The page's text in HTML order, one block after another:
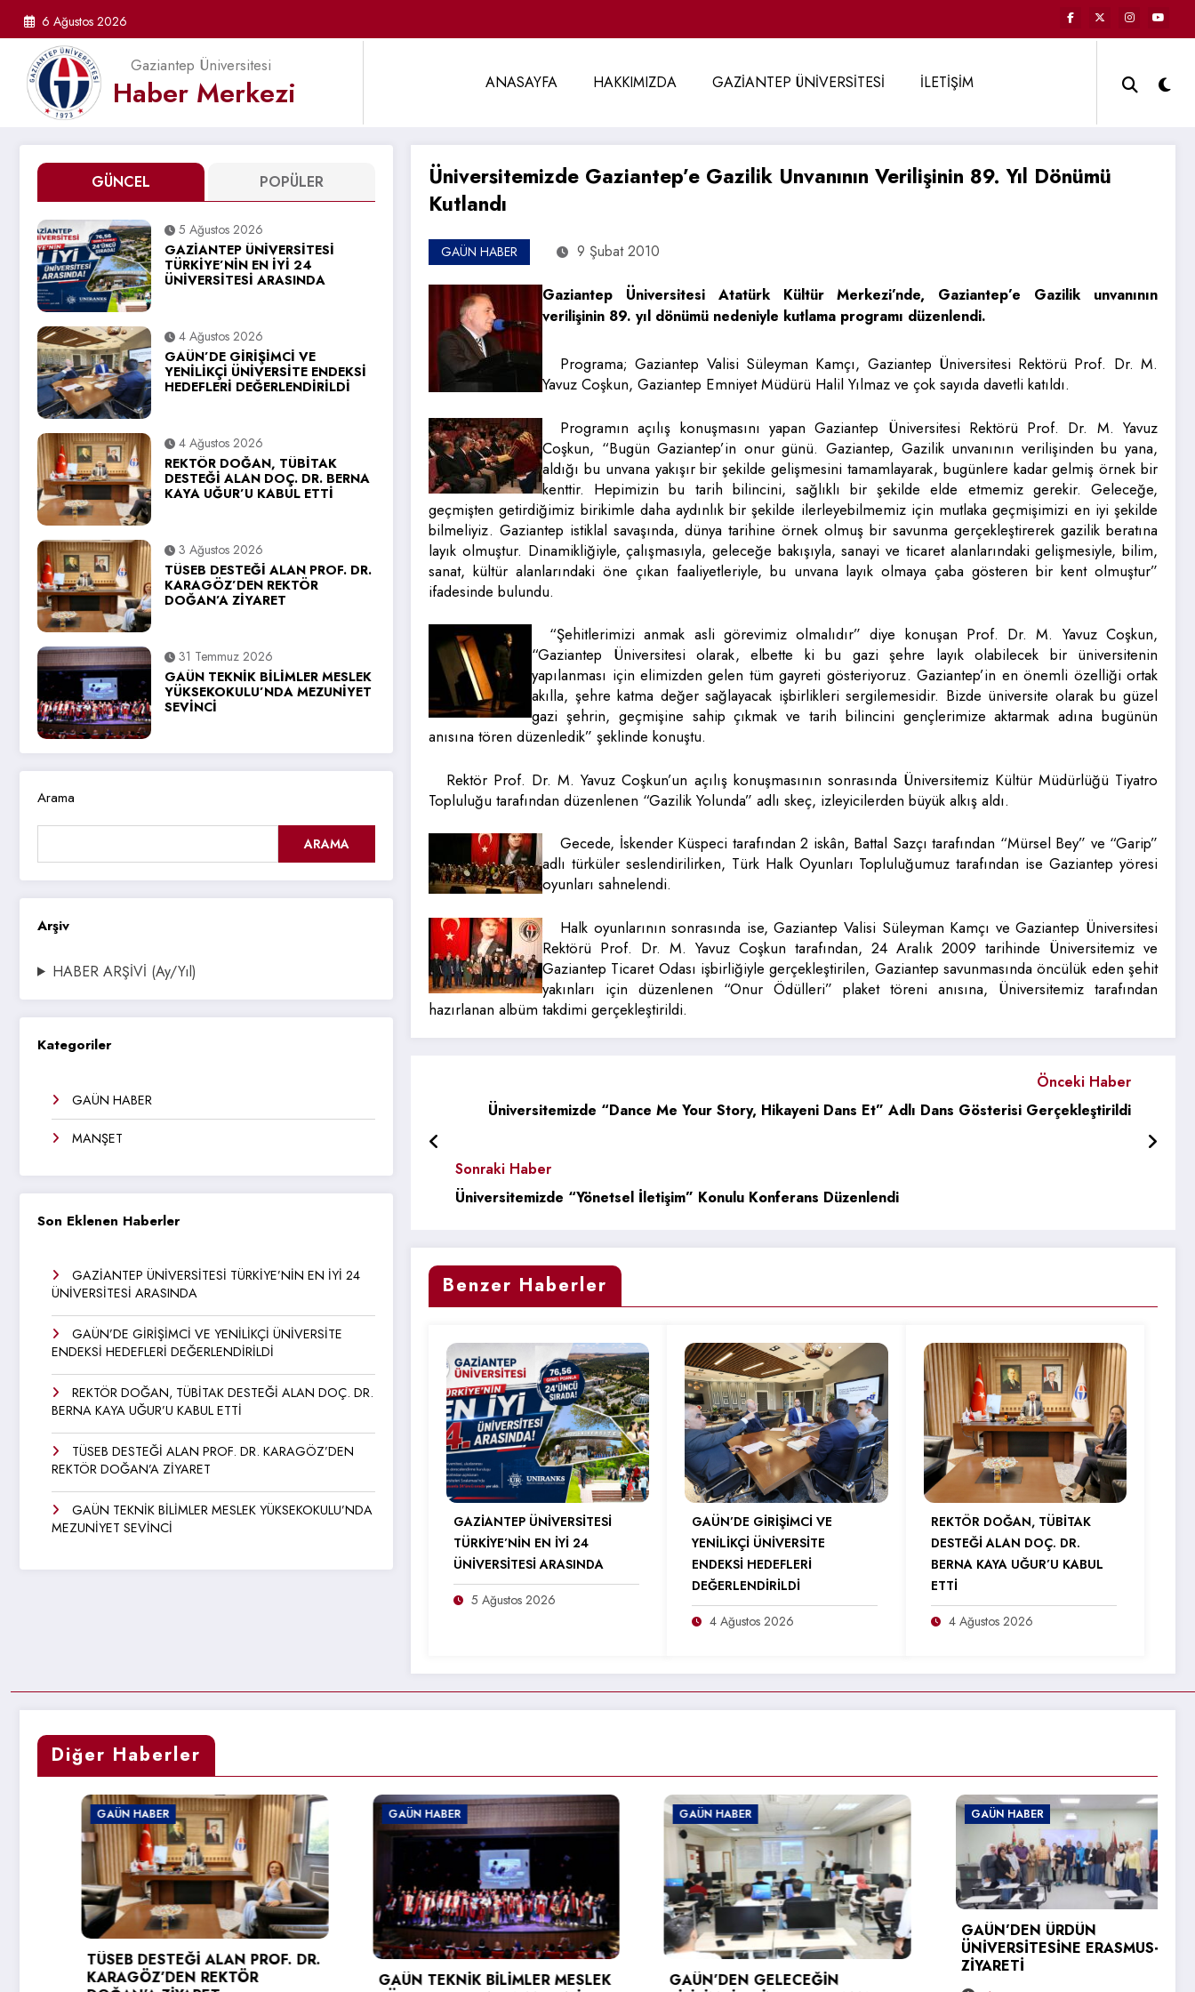
6 Ağustos 2026
Gaziantep Üniversitesi
Haber Merkezi ANASAYFA HAKKIMIZDA GAZİANTEP ÜNİVERSİTESİ İLETİŞİM
GÜNCEL POPÜLER
5 Ağustos 2026
GAZİANTEP ÜNİVERSİTESİ
TÜRKİYE’NİN EN İYİ 24
ÜNİVERSİTESİ ARASINDA
4 Ağustos 2026
GAÜN’DE GİRİŞİMCİ VE
YENİLİKÇİ ÜNİVERSİTE ENDEKSİ
HEDEFLERİ DEĞERLENDİRİLDİ
4 Ağustos 2026
REKTÖR DOĞAN, TÜBİTAK
DESTEĞİ ALAN DOÇ. DR. BERNA
KAYA UĞUR’U KABUL ETTİ
3 Ağustos 2026
TÜSEB DESTEĞİ ALAN PROF. DR.
KARAGÖZ’DEN REKTÖR
DOĞAN’A ZİYARET
31 Temmuz 2026
GAÜN TEKNİK BİLİMLER MESLEK
YÜKSEKOKULU’NDA MEZUNİYET
SEVİNCİ
Arama
ARAMA
Arşiv
HABER ARŞİVİ (Ay/Yıl)
Kategoriler
GAÜN HABER
MANŞET
Son Eklenen Haberler
GAZİANTEP ÜNİVERSİTESİ TÜRKİYE’NİN EN İYİ 24
ÜNİVERSİTESİ ARASINDA
GAÜN’DE GİRİŞİMCİ VE YENİLİKÇİ ÜNİVERSİTE
ENDEKSİ HEDEFLERİ DEĞERLENDİRİLDİ
REKTÖR DOĞAN, TÜBİTAK DESTEĞİ ALAN DOÇ. DR.
BERNA KAYA UĞUR’U KABUL ETTİ
TÜSEB DESTEĞİ ALAN PROF. DR. KARAGÖZ’DEN
REKTÖR DOĞAN’A ZİYARET
GAÜN TEKNİK BİLİMLER MESLEK YÜKSEKOKULU’NDA
MEZUNİYET SEVİNCİ
Üniversitemizde Gaziantep’e Gazilik Unvanının Verilişinin 89. Yıl Dönümü
Kutlandı
GAÜN HABER 9 Şubat 2010
Gaziantep Üniversitesi Atatürk Kültür Merkezi’nde, Gaziantep’e Gazilik unvanının
verilişinin 89. yıl dönümü nedeniyle kutlama programı düzenlendi.
Programa; Gaziantep Valisi Süleyman Kamçı, Gaziantep Üniversitesi Rektörü Prof. Dr. M.
Yavuz Coşkun, Gaziantep Emniyet Müdürü Halil Yılmaz ve çok sayıda davetli katıldı.
Programın açılış konuşmasını yapan Gaziantep Üniversitesi Rektörü Prof. Dr. M. Yavuz
Coşkun, “Bugün Gaziantep’in onur günü. Gaziantep, Gazilik unvanının verilişinden bu yana,
aldığı bu unvana yakışır bir şekilde gelişmesini tamamlayarak, bugünlere kadar gelmiş örnek bir
kenttir. Hepimizin bu tarih bilincini, sağlıklı bir şekilde elde etmemiz gerekir. Geleceğe,
geçmişten getirdiğimiz birikimle daha aydınlık bir şekilde ilerleyebilmemiz için mutlaka geçmişimizi en iyi şekilde
bilmeliyiz. Gaziantep istiklal savaşında, dünya tarihine örnek olmuş bir savunma gerçekleştirerek gazilik beratına
layık olmuştur. Dinamikliğiyle, çalışmasıyla, geleceğe bakışıyla, sanayi ve ticaret alanlarındaki gelişmesiyle, bilim,
sanat, kültür alanlarındaki öne çıkan faaliyetleriyle, bu unvana layık olmaya çaba gösteren bir kent olmuştur”
ifadesinde bulundu.
“Şehitlerimizi anmak asli görevimiz olmalıdır” diye konuşan Prof. Dr. M. Yavuz Coşkun,
“Gaziantep Üniversitesi olarak, elbette ki bu gazi şehre layık olabilecek bir üniversitenin
yapılanması için elimizden gelen tüm gayreti gösteriyoruz. Gaziantep’in en önemli özelliği ortak
akılla, şehre katma değer sağlayacak işbirlikleri sergilemesidir. Bizde üniversite olarak bu güzel
gazi şehrin, geçmişine sahip çıkmak ve tarih bilincini gençlerimize aktarmak adına bugünün
anısına tören düzenledik” şeklinde konuştu.
Rektör Prof. Dr. M. Yavuz Coşkun’un açılış konuşmasının sonrasında Üniversitemiz Kültür Müdürlüğü Tiyatro
Topluluğu tarafından düzenlenen “Gazilik Yolunda” adlı skeç, izleyicilerden büyük alkış aldı.
Gecede, İskender Küspeci tarafından 2 iskân, Battal Sazçı tarafından “Mürsel Bey” ve “Garip”
adlı türküler seslendirilirken, Türk Halk Oyunları Topluluğumuz tarafından ise Gaziantep yöresi
oyunları sahnelendi.
Halk oyunlarının sonrasında ise, Gaziantep Valisi Süleyman Kamçı ve Gaziantep Üniversitesi
Rektörü Prof. Dr. M. Yavuz Coşkun tarafından, 24 Aralık 2009 tarihinde Üniversitemiz ve
Gaziantep Ticaret Odası işbirliğiyle gerçekleştirilen, Gaziantep savunmasında öncülük eden şehit
yakınları için düzenlenen “Onur Ödülleri” plaket töreni anısına, Üniversitemiz tarafından
hazırlanan albüm takdimi gerçekleştirildi.
Önceki Haber
Üniversitemizde “Dance Me Your Story, Hikayeni Dans Et” Adlı Dans Gösterisi Gerçekleştirildi
Sonraki Haber
Üniversitemizde “Yönetsel İletişim” Konulu Konferans Düzenlendi
Benzer Haberler
GAZİANTEP ÜNİVERSİTESİ
TÜRKİYE’NİN EN İYİ 24
ÜNİVERSİTESİ ARASINDA
5 Ağustos 2026
GAÜN’DE GİRİŞİMCİ VE
YENİLİKÇİ ÜNİVERSİTE
ENDEKSİ HEDEFLERİ
DEĞERLENDİRİLDİ
4 Ağustos 2026
REKTÖR DOĞAN, TÜBİTAK
DESTEĞİ ALAN DOÇ. DR.
BERNA KAYA UĞUR’U KABUL
ETTİ
4 Ağustos 2026
Diğer Haberler
GAÜN HABER
TÜSEB DESTEĞİ ALAN PROF. DR.
KARAGÖZ’DEN REKTÖR
GAÜN HABER
GAÜN TEKNİK BİLİMLER MESLEK
GAÜN HABER
GAÜN’DEN GELECEĞİN
GAÜN HABER
GAÜN’DEN ÜRDÜN
ÜNİVERSİTESİNE ERASMUS+
ZİYARETİ